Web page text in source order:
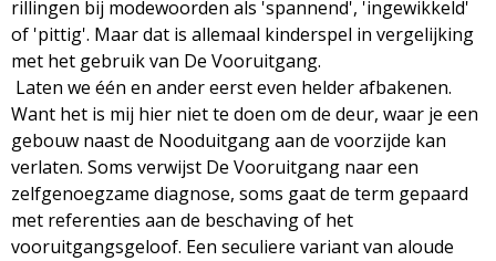
g
a
z
i
rillingen bij modewoorden als 'spannend', 'ingewikkeld'
of 'pittig'. Maar dat is allemaal kinderspel in vergelijking
met het gebruik van De Vooruitgang.
Laten we één en ander eerst even helder afbakenen.
Want het is mij hier niet te doen om de deur, waar je een
gebouw naast de Nooduitgang aan de voorzijde kan
verlaten. Soms verwijst De Vooruitgang naar een
zelfgenoegzame diagnose, soms gaat de term gepaard
met referenties aan de beschaving of het
vooruitgangsgeloof. Een seculiere variant van aloude